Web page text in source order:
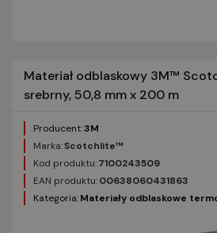
Materiał odblaskowy 3M™
srebrny, 50,8 mm x 200 m
Producent:3M
Marka:Scotchlite™
Kod produktu:7100243509
EAN produktu:00638060431863
Kategoria:Materiały odblaskowe